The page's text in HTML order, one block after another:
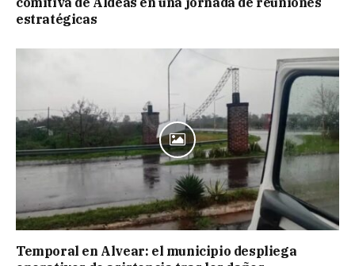
estratégicas
Temporal en Alvear: el municipio despliega